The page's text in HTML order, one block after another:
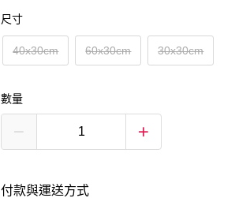
尺寸
40x30cm 60x30cm 30x30cm
數量
付款與運送方式